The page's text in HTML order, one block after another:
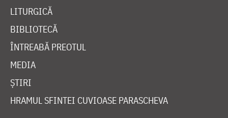
LITURGICĂ
BIBLIOTECĂ
ÎNTREABĂ PREOTUL
MEDIA
ȘTIRI
HRAMUL SFINTEI CUVIOASE PARASCHEVA